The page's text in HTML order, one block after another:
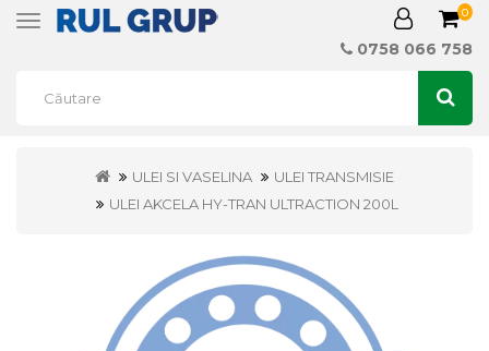
Toggle
0
0758 066 758
ULEI SI VASELINA
ULEI TRANSMISIE
ULEI AKCELA HY-TRAN ULTRACTION 200L